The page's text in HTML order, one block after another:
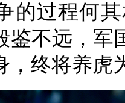
的过程何
鉴不远，军
，终将养虎